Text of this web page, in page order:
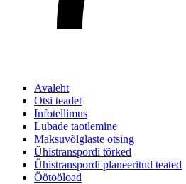
Avaleht
Otsi teadet
Infotellimus
Lubade taotlemine
Maksuvõlglaste otsing
Ühistranspordi tõrked
Ühistranspordi planeeritud teated
Öötööload